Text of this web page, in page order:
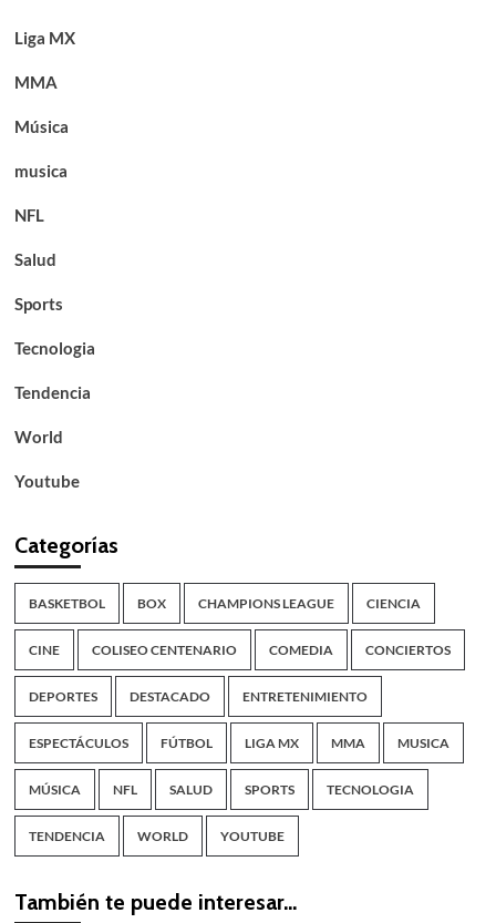
Liga MX
MMA
Música
musica
NFL
Salud
Sports
Tecnologia
Tendencia
World
Youtube
Categorías
BASKETBOL BOX CHAMPIONS LEAGUE CIENCIA
CINE COLISEO CENTENARIO COMEDIA CONCIERTOS
DEPORTES DESTACADO ENTRETENIMIENTO
ESPECTÁCULOS FÚTBOL LIGA MX MMA MUSICA
MÚSICA NFL SALUD SPORTS TECNOLOGIA
TENDENCIA WORLD YOUTUBE
También te puede interesar…